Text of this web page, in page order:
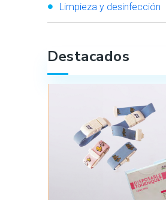
Limpieza y desinfección
Destacados